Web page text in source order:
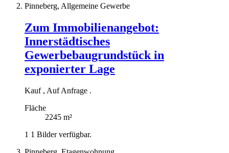
Pinneberg, Allgemeine Gewerbe
Zum Immobilienangebot:
Innerstädtisches
Gewerbebaugrundstück in
exponierter Lage
Kauf , Auf Anfrage .
Fläche
2245 m²
1 1 Bilder verfügbar.